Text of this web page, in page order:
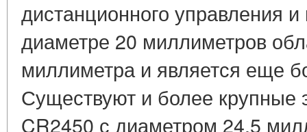
дистанционного управления
диаметре 20 миллиметров
миллиметра и является еще
Существуют и более
CR2450 с диаметром 24,5